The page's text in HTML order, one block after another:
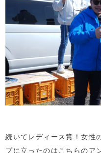
続いてレディース賞！女性
プに立ったのはこちらのア